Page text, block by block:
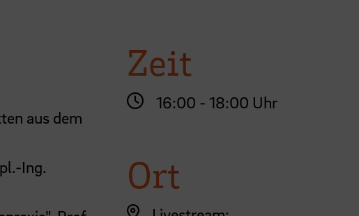
aus dem
Ing.
Zeit
16:00 - 18:00 Uhr
Ort